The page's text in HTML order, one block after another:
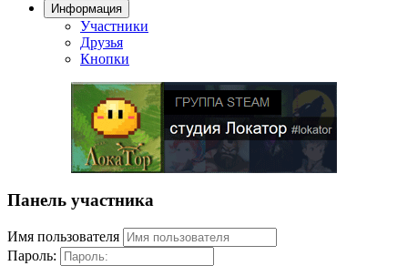
Информация
Участники
Друзья
Кнопки
Панель участника
Имя пользователя
Пароль: